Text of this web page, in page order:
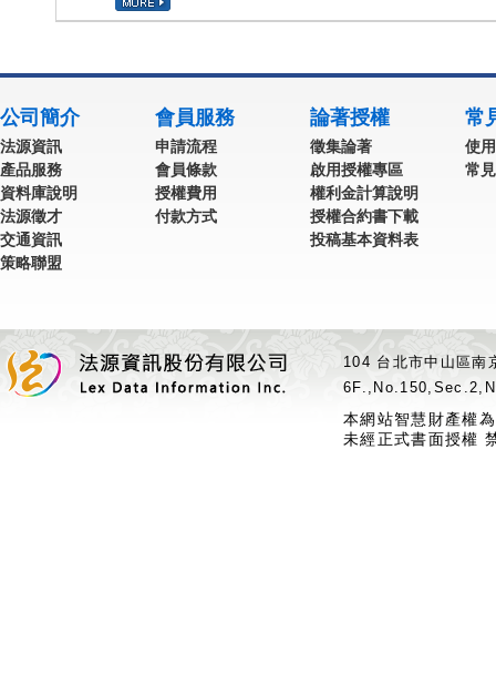
公司簡介
法源資訊
產品服務
資料庫說明
法源徵才
交通資訊
策略聯盟
會員服務
申請流程
會員條款
授權費用
付款方式
論著授權
徵集論著
啟用授權專區
權利金計算說明
授權合約書下載
投稿基本資料表
常
使
常
104 台北市中山區
本網站智慧財產權
未經正式書面授權